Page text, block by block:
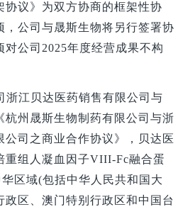
协议》为双方协商的框架性协
，公司与晟斯生物将另行签署协
对公司2025年度经营成果不构
浙江贝达医药销售有限公司与
杭州晟斯生物制药有限公司与浙
公司之商业合作协议》，贝达医
重组人凝血因子VIII-Fc融合蛋
区域(包括中华人民共和国大
政区、澳门特别行政区和中国台